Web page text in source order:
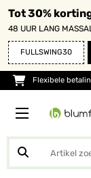
Tot 30%
48 UUR LANG
FULLSWING30
Flexibele